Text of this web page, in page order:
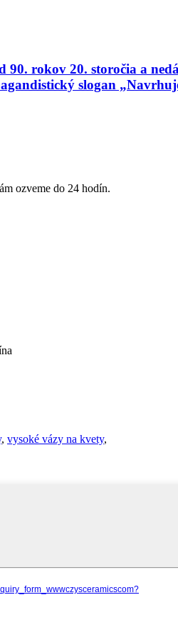
rokov 20. storočia a
slogan
ozveme do 24 hodín.
, vysoké vázy na kvety,